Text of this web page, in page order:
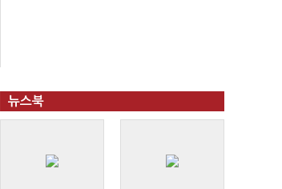
뉴스북